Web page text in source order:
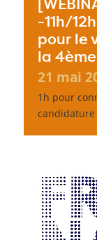
-11h/
pour le
la
21 mai
1h pour